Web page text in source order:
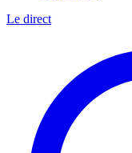
Le direct